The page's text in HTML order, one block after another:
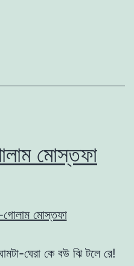
মোস্তফা
ঘেরা কে বউ ঝি টলে রে!